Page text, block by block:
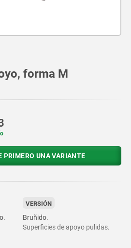
forma M
PRIMERO UNA VARIANTE
VERSIÓN
Bruñido.
Superficies de apoyo pulidas.